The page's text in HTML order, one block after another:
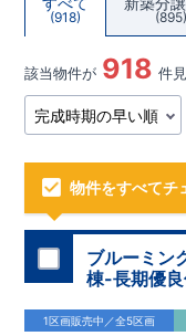
918 895
該当物件が 918 件
物件をすべてチ
ブルーミン
棟-長期優
1区画販売中／全5区画